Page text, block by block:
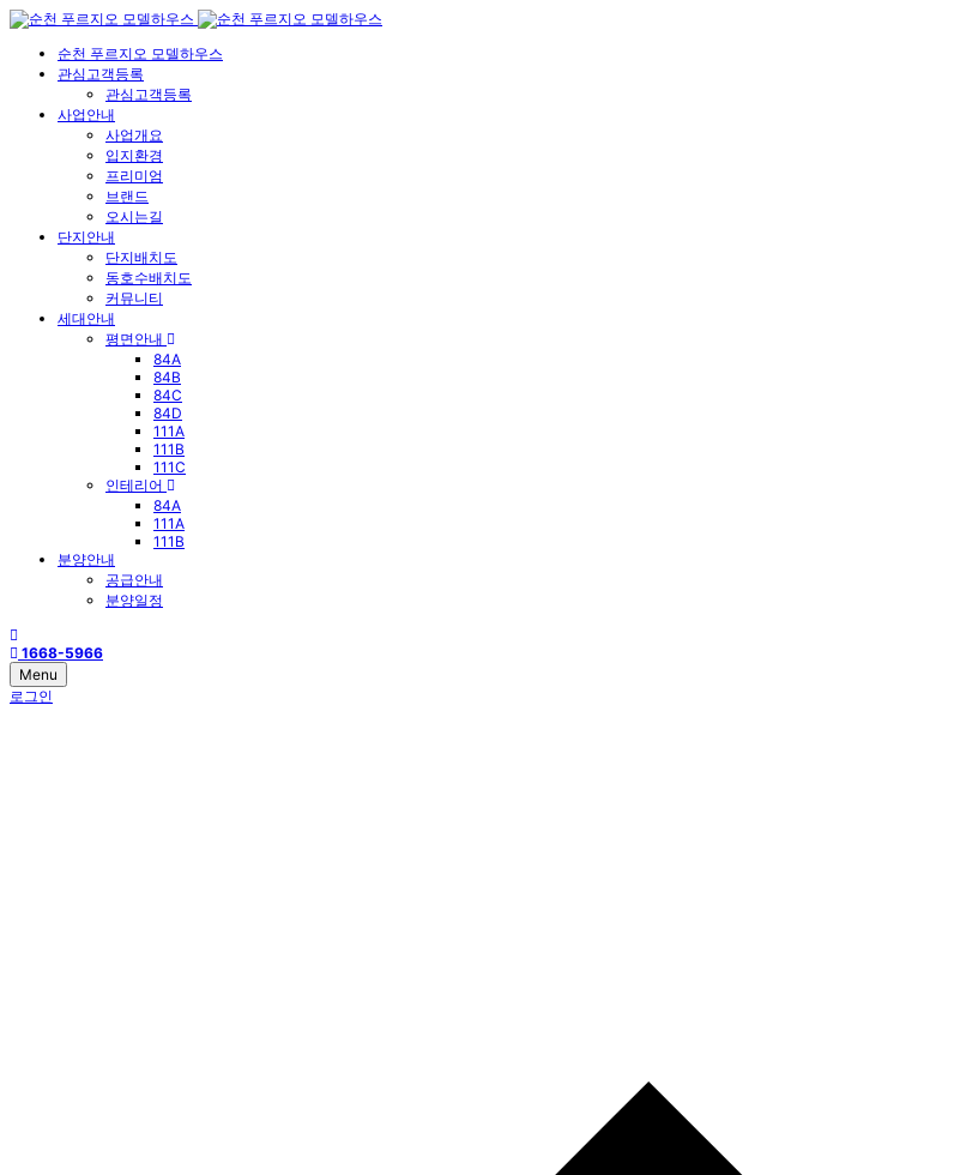
순천 푸르지오 모델하우스
관심고객등록
관심고객등록
사업안내
사업개요
입지환경
프리미엄
브랜드
오시는길
단지안내
단지배치도
동호수배치도
커뮤니티
세대안내
평면안내
84A
84B
84C
84D
111A
111B
111C
인테리어
84A
111A
111B
분양안내
공급안내
분양일정
1668-5966
Menu
로그인